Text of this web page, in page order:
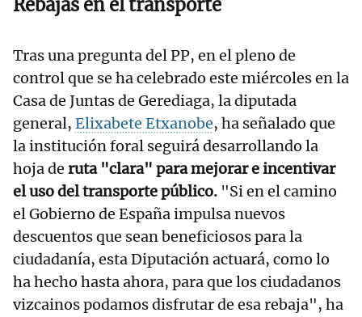
Rebajas en el transporte
Tras una pregunta del PP, en el pleno de
control que se ha celebrado este miércoles en la
Casa de Juntas de Gerediaga, la diputada
general, Elixabete Etxanobe, ha señalado que
la institución foral seguirá desarrollando la
hoja de ruta "clara" para mejorar e incentivar
el uso del transporte público. "Si en el camino
el Gobierno de España impulsa nuevos
descuentos que sean beneficiosos para la
ciudadanía, esta Diputación actuará, como lo
ha hecho hasta ahora, para que los ciudadanos
vizcainos podamos disfrutar de esa rebaja", ha